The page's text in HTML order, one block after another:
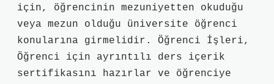
için, öğrencinin mezuniyetten okuduğu
veya mezun olduğu üniversite öğrenci
konularına girmelidir. Öğrenci İşleri,
Öğrenci için ayrıntılı ders içerik
sertifikasını hazırlar ve öğrenciye